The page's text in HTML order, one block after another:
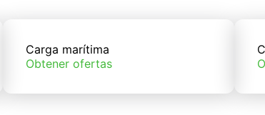
Carga marítima
Obtener ofertas